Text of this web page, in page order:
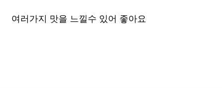
여러가지 맛을 느낄수 있어 좋아요